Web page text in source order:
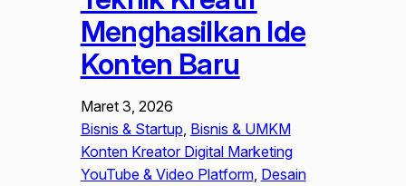
Menghasilkan Ide
Konten Baru
Maret 3, 2026
Bisnis & Startup Bisnis & UMKM
Konten Kreator Digital Marketing
YouTube & Video Platform, Desain